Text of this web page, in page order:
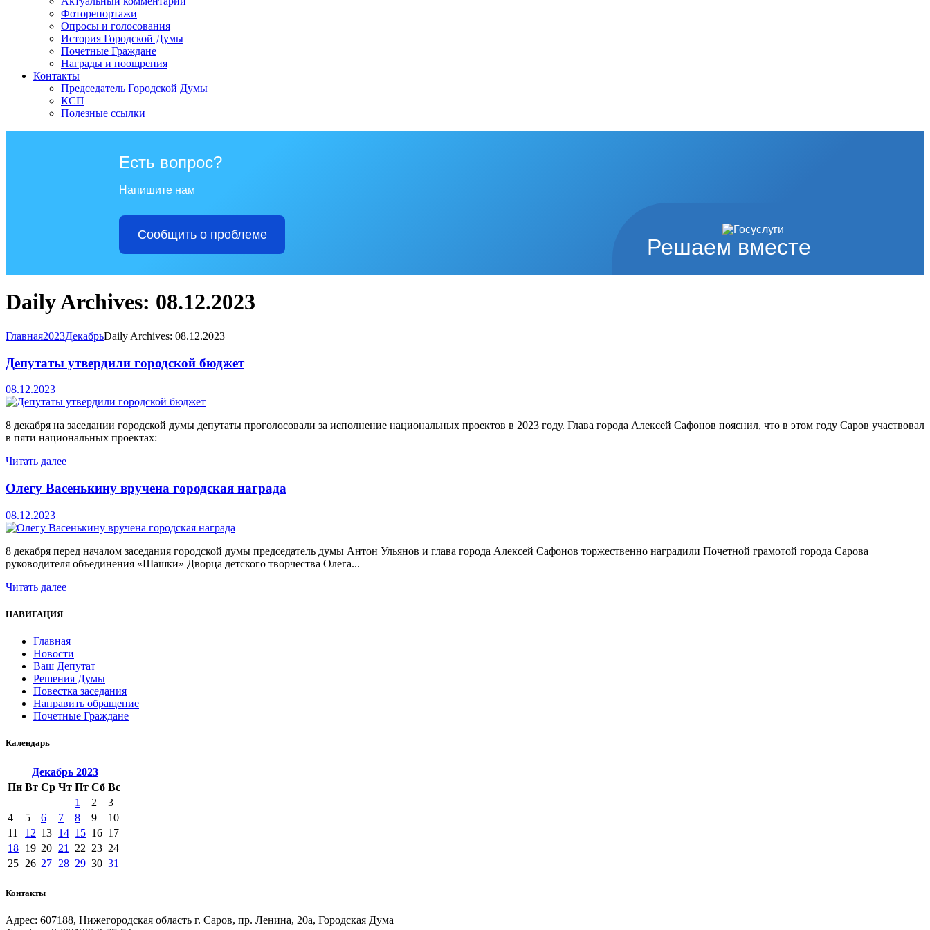
Фоторепортажи
Опросы и голосования
История Городской Думы
Почетные Граждане
Награды и поощрения
Контакты
Председатель Городской Думы
КСП
Полезные ссылки
Решаем вместе
Есть вопрос?
Напишите нам
Сообщить о проблеме
Daily Archives: 08.12.2023
Главная2023ДекабрьDaily Archives: 08.12.2023
Депутаты утвердили городской бюджет
08.12.2023
8 декабря на заседании городской думы депутаты проголосовали за исполнение национальных проектов в 2023 году. Глава города Алексей Сафонов пояснил, что в этом году Саров участвовал
в пяти национальных проектах:
Читать далее
Олегу Васенькину вручена городская награда
08.12.2023
8 декабря перед началом заседания городской думы председатель думы Антон Ульянов и глава города Алексей Сафонов торжественно наградили Почетной грамотой города Сарова
руководителя объединения «Шашки» Дворца детского творчества Олега...
Читать далее
НАВИГАЦИЯ
Главная
Новости
Ваш Депутат
Решения Думы
Повестка заседания
Направить обращение
Почетные Граждане
Календарь
Декабрь 2023
Пн Вт Ср Чт Пт Сб Вс
1
2
3
4
5 6 7 8 9
10
11
12 13 14 15 16 17
18 19 20 21 22 23 24
25 26 27 28 29 30 31
Контакты
Адрес: 607188, Нижегородская область г. Саров, пр. Ленина, 20а, Городская Дума